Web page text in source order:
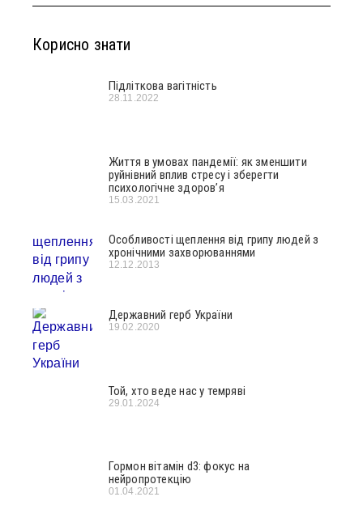
Корисно знати
Підліткова вагітність
28.11.2022
Життя в умовах пандемії: як зменшити
руйнівний вплив стресу і зберегти
психологічне здоров’я
15.03.2021
Особливості щеплення від грипу людей з
хронічними захворюваннями
12.12.2013
Державний герб України
19.02.2020
Той, хто веде нас у темряві
29.01.2024
Гормон вітамін d3: фокус на
нейропротекцію
01.04.2021